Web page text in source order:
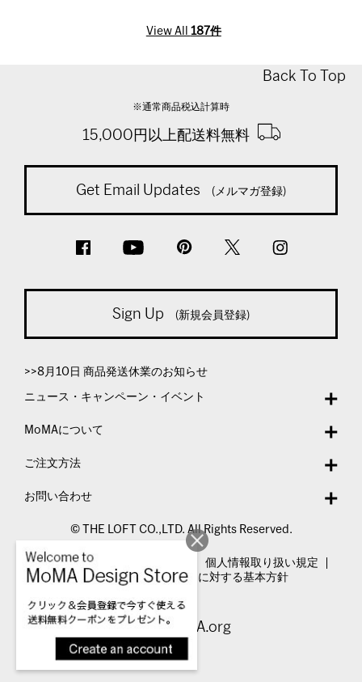
View All 187件
Back To Top
※通常商品税込計算時
15,000円以上配送料無料
Get Email Updates (メルマガ登録)
Sign Up (新規会員登録)
>>8月10日 商品発送休業のお知らせ
ニュース・キャンペーン・イベント
MoMAについて
ご注文方法
お問い合わせ
© THE LOFT CO.,LTD. All Rights Reserved.
特定商取引法表示
個人情報取り扱い規定
カスタマーハラスメントに対する基本方針
Visit MoMA.org